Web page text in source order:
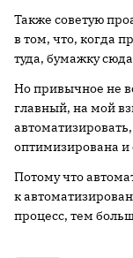
Также советую
в том, что, когда
туда, бумажку
Но привычное не
главный, на мой
оптимизирована и
Потому что
к
процесс, тем